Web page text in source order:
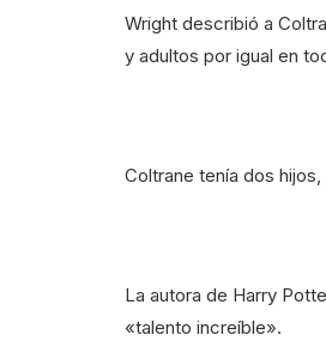
Wright describió a
y adultos por igual en
Coltrane tenía dos
La autora de Harry
«talento increíble».